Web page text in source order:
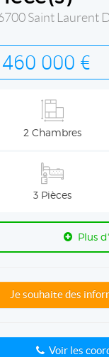
Saint Laurent
460 000 €
2 Chambres
3 Pièces
Plus
Je souhaite des
Voir les